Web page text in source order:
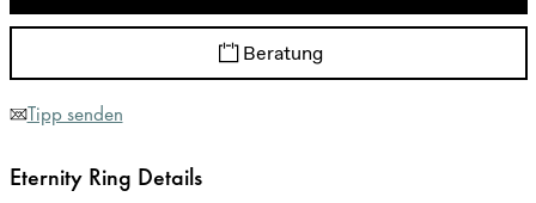
Beratung
Tipp senden
Eternity Ring Details